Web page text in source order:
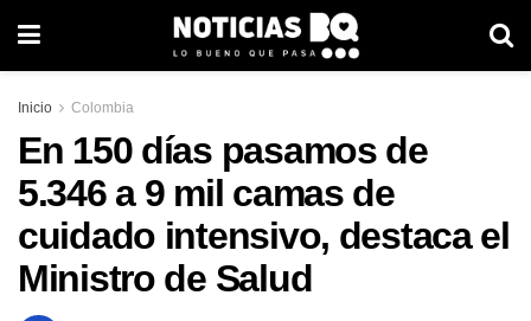
Inicio Colombia
En 150 días pasamos de
5.346 a 9 mil camas de
cuidado intensivo, destaca el
Ministro de Salud